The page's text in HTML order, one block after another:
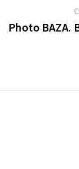
Photo BAZA.